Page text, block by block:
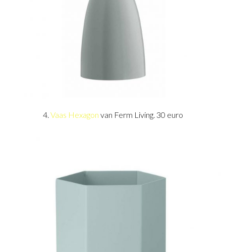
4. Vaas Hexagon van Ferm Living. 30 euro